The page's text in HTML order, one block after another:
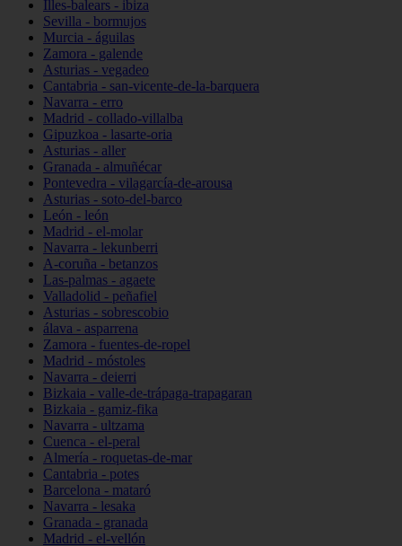
Illes-balears - ibiza
Sevilla - bormujos
Murcia - águilas
Zamora - galende
Asturias - vegadeo
Cantabria - san-vicente-de-la-barquera
Navarra - erro
Madrid - collado-villalba
Gipuzkoa - lasarte-oria
Asturias - aller
Granada - almuñécar
Pontevedra - vilagarcía-de-arousa
Asturias - soto-del-barco
León - león
Madrid - el-molar
Navarra - lekunberri
A-coruña - betanzos
Las-palmas - agaete
Valladolid - peñafiel
Asturias - sobrescobio
álava - asparrena
Zamora - fuentes-de-ropel
Madrid - móstoles
Navarra - deierri
Bizkaia - valle-de-trápaga-trapagaran
Bizkaia - gamiz-fika
Navarra - ultzama
Cuenca - el-peral
Almería - roquetas-de-mar
Cantabria - potes
Barcelona - mataró
Navarra - lesaka
Granada - granada
Madrid - el-vellón